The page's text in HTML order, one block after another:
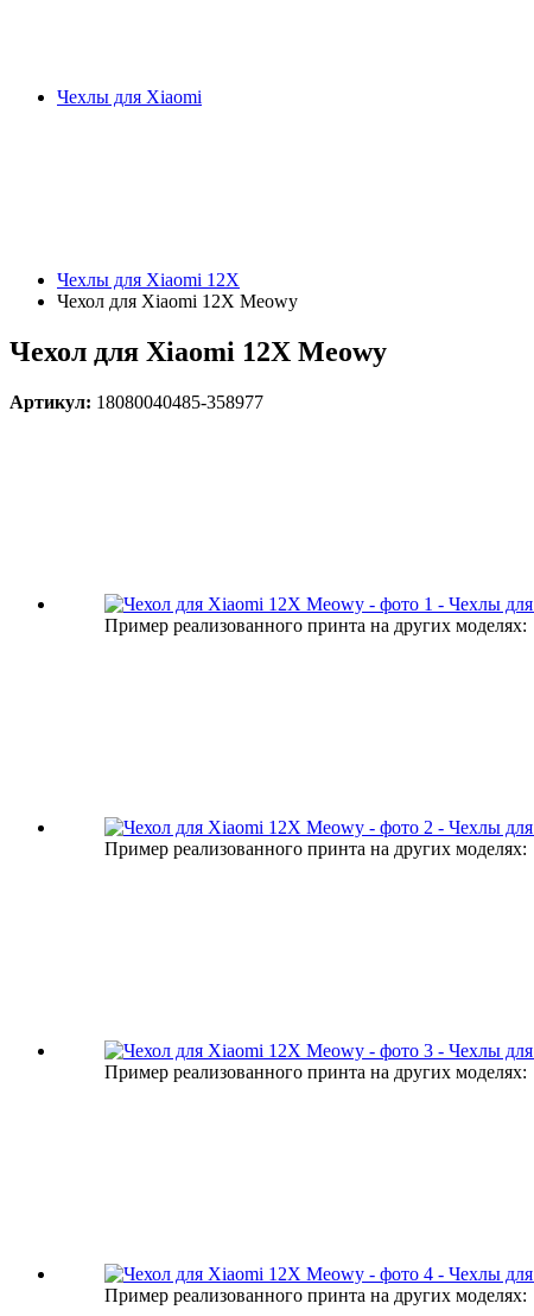
Чехлы для Xiaomi
Чехлы для Xiaomi 12X
Чехол для Xiaomi 12X Meowy
Чехол для Xiaomi 12X Meowy
Артикул: 18080040485-358977
Пример реализованного принта на других моделях:
Пример реализованного принта на других моделях:
Пример реализованного принта на других моделях:
Пример реализованного принта на других моделях: